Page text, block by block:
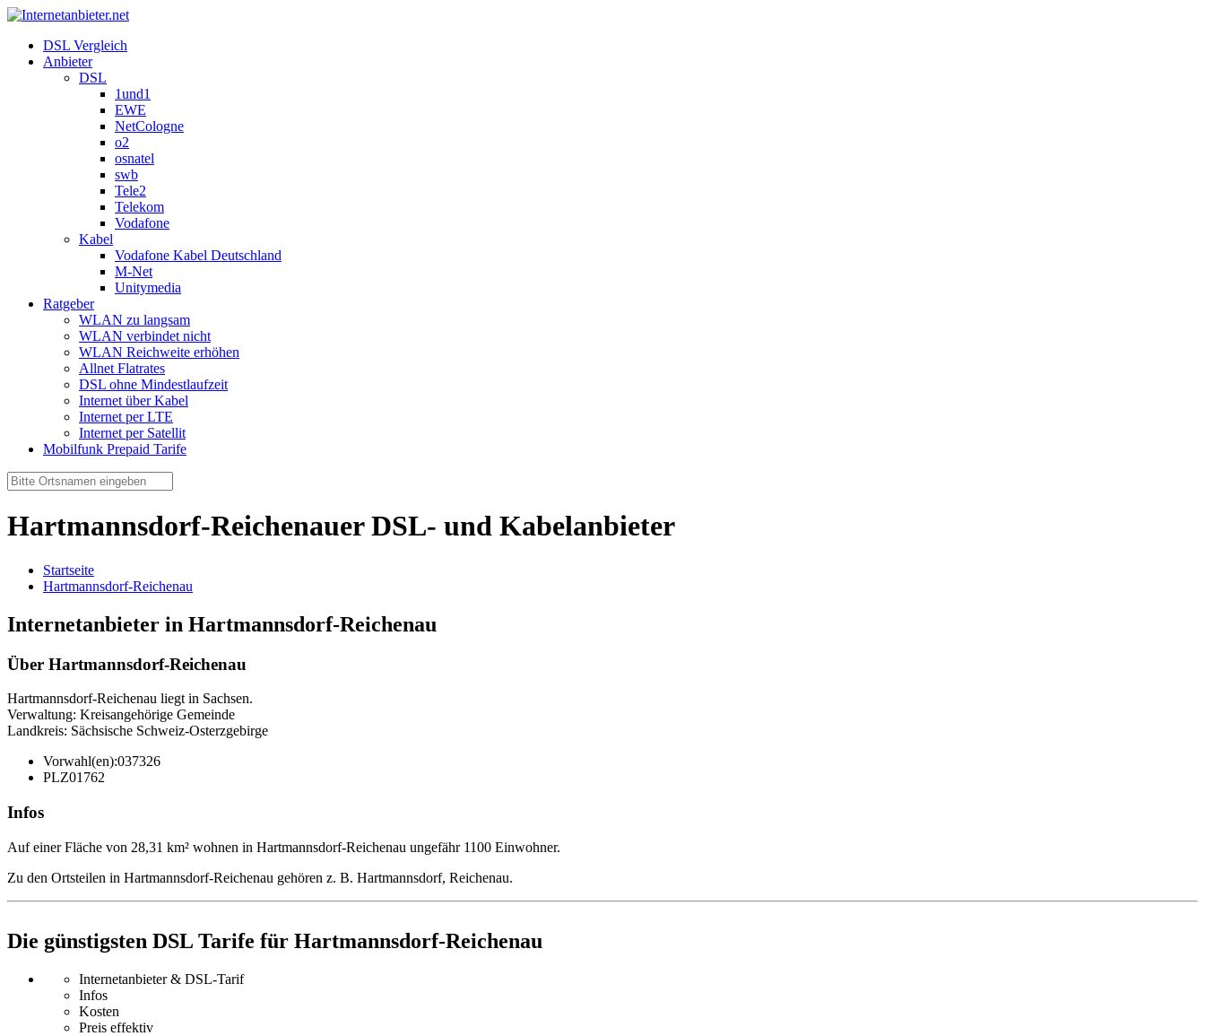
DSL Vergleich
Anbieter
DSL
1und1
EWE
NetCologne
o2
osnatel
swb
Tele2
Telekom
Vodafone
Kabel
Vodafone Kabel Deutschland
M-Net
Unitymedia
Ratgeber
WLAN zu langsam
WLAN verbindet nicht
WLAN Reichweite erhöhen
Allnet Flatrates
DSL ohne Mindestlaufzeit
Internet über Kabel
Internet per LTE
Internet per Satellit
Mobilfunk Prepaid Tarife
Hartmannsdorf-Reichenauer DSL- und Kabelanbieter
Startseite
Hartmannsdorf-Reichenau
Internetanbieter in Hartmannsdorf-Reichenau
Über Hartmannsdorf-Reichenau
Hartmannsdorf-Reichenau liegt in Sachsen.
Verwaltung: Kreisangehörige Gemeinde
Landkreis: Sächsische Schweiz-Osterzgebirge
Vorwahl(en):037326
PLZ01762
Infos
Auf einer Fläche von 28,31 km² wohnen in Hartmannsdorf-Reichenau ungefähr 1100 Einwohner.
Zu den Ortsteilen in Hartmannsdorf-Reichenau gehören z. B. Hartmannsdorf, Reichenau.
Die günstigsten DSL Tarife für Hartmannsdorf-Reichenau
Internetanbieter & DSL-Tarif
Infos
Kosten
Preis effektiv